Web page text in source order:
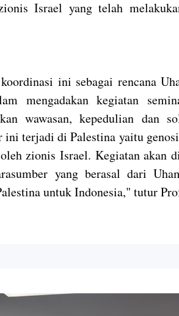
Israel yang telah
ini sebagai rencana
mengadakan kegiatan
wawasan, kepedulian dan
terjadi di Palestina yaitu
zionis Israel. Kegiatan akan
yang berasal dari
untuk Indonesia," tutur